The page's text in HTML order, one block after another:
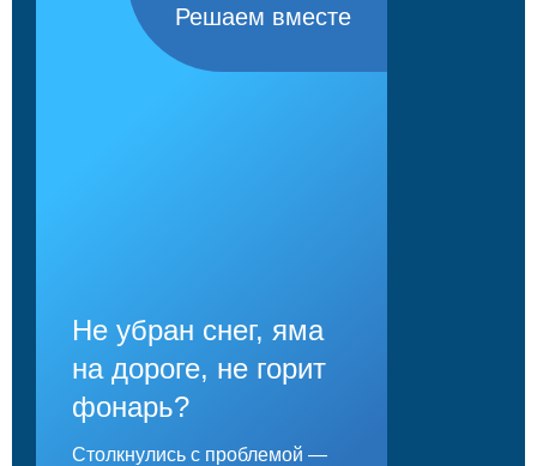
Решаем вместе
Не убран снег, яма
на дороге, не горит
фонарь?
Столкнулись с проблемой —